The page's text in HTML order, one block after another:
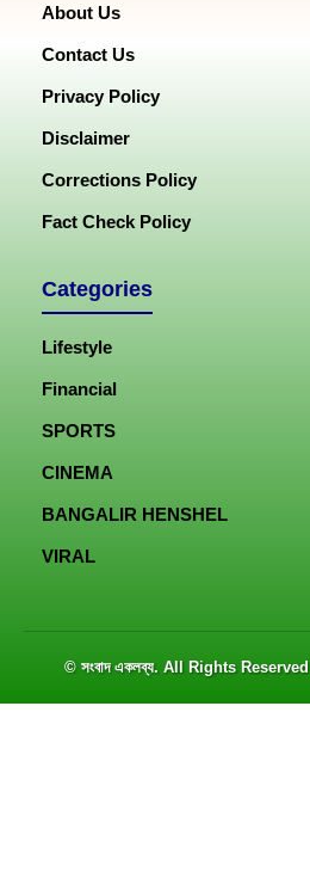
About Us
Contact Us
Privacy Policy
Disclaimer
Corrections Policy
Fact Check Policy
Categories
Lifestyle
Financial
SPORTS
CINEMA
BANGALIR HENSHEL
VIRAL
© সংবাদ একলব্য. All Rights Reserved